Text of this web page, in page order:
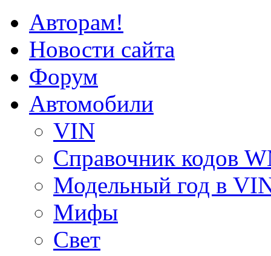
Авторам!
Новости сайта
Форум
Автомобили
VIN
Справочник кодов
Модельный год в
Мифы
Свет